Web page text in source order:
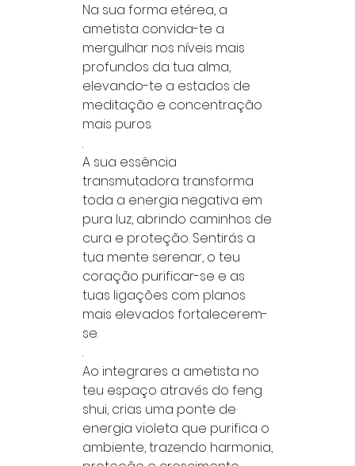
Na sua forma etérea, a
ametista convida-te a
mergulhar nos níveis mais
profundos da tua alma,
elevando-te a estados de
meditação e concentração
mais puros.
.
A sua essência
transmutadora transforma
toda a energia negativa em
pura luz, abrindo caminhos de
cura e proteção. Sentirás a
tua mente serenar, o teu
coração purificar-se e as
tuas ligações com planos
mais elevados fortalecerem-
se.
.
Ao integrares a ametista no
teu espaço através do feng
shui, crias uma ponte de
energia violeta que purifica o
ambiente, trazendo harmonia,